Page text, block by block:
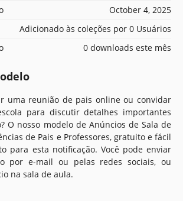
October 4, 2025
Adicionado às coleções por 0 Usuários
0 downloads este mês
uma reunião de pais online ou convidar
para discutir detalhes importantes
O nosso modelo de Anúncios de Sala de
de Pais e Professores, gratuito e fácil
para esta notificação. Você pode enviar
por e-mail ou pelas redes sociais, ou
na sala de aula.